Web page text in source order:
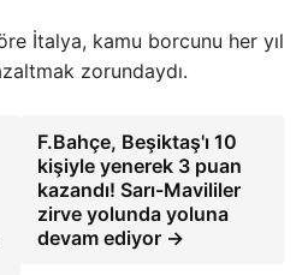
İtalya, kamu borcunu her yıl
zorundaydı.
F.Bahçe, Beşiktaş'ı 10
kişiyle yenerek 3 puan
kazandı! Sarı-Mavililer
zirve yolunda yoluna
devam ediyor →